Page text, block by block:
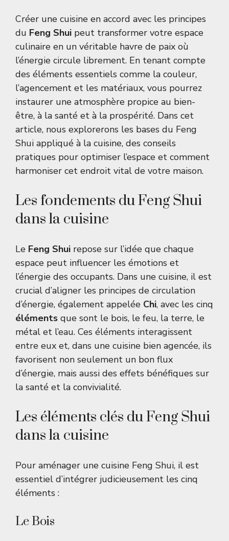
Créer une cuisine en accord avec les principes
du Feng Shui peut transformer votre espace
culinaire en un véritable havre de paix où
l’énergie circule librement. En tenant compte
des éléments essentiels comme la couleur,
l’agencement et les matériaux, vous pourrez
instaurer une atmosphère propice au bien-
être, à la santé et à la prospérité. Dans cet
article, nous explorerons les bases du Feng
Shui appliqué à la cuisine, des conseils
pratiques pour optimiser l’espace et comment
harmoniser cet endroit vital de votre maison.
Les fondements du Feng Shui
dans la cuisine
Le Feng Shui repose sur l’idée que chaque
espace peut influencer les émotions et
l’énergie des occupants. Dans une cuisine, il est
crucial d’aligner les principes de circulation
d’énergie, également appelée Chi, avec les cinq
éléments que sont le bois, le feu, la terre, le
métal et l’eau. Ces éléments interagissent
entre eux et, dans une cuisine bien agencée, ils
favorisent non seulement un bon flux
d’énergie, mais aussi des effets bénéfiques sur
la santé et la convivialité.
Les éléments clés du Feng Shui
dans la cuisine
Pour aménager une cuisine Feng Shui, il est
essentiel d’intégrer judicieusement les cinq
éléments :
Le Bois